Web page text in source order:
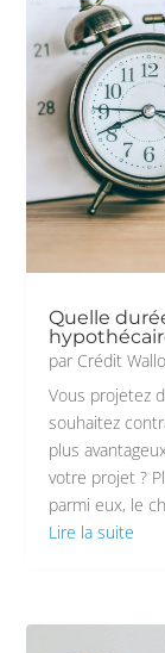
Quelle
par Crédit
Vous projetez
souhaitez
plus
votre projet ?
parmi eux, le
Lire la suite